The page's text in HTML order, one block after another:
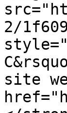
2/
site